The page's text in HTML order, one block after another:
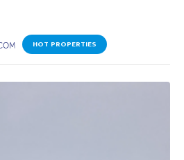
HOT PROPERTIES